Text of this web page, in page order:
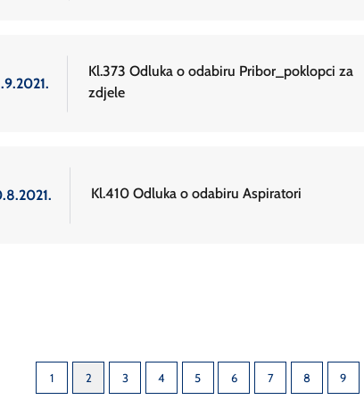
Kl.373 Odluka o odabiru Pribor_poklopci za
zdjele
Kl.410 Odluka o odabiru Aspiratori
1 2 3 4 5 6 7 8 9